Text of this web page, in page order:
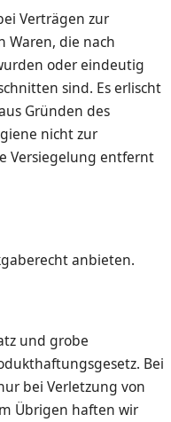
Verträgen zur
Waren, die nach
oder eindeutig
sind. Es erlischt
Gründen des
nicht zur
Versiegelung entfernt
anbieten.
und grobe
Bei
bei Verletzung von
Übrigen haften wir